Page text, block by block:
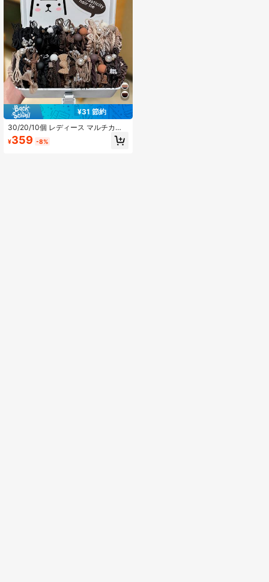
¥31 節約
30/20/10個 レディース マルチカラ
ー マルチスタイル ヘアゴム、高弾性
ヘアバンド、ファッショナブルで多
¥359 -8%